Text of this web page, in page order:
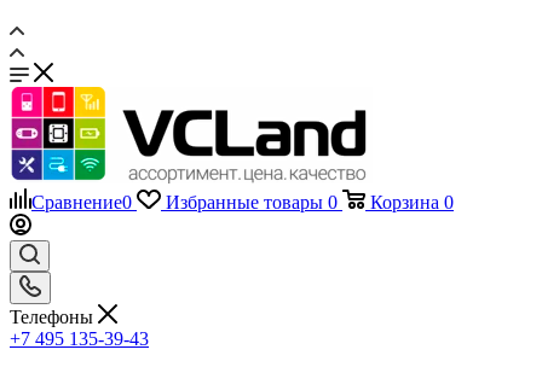
Сравнение0 Избранные товары 0 Корзина 0
Телефоны
+7 495 135-39-43